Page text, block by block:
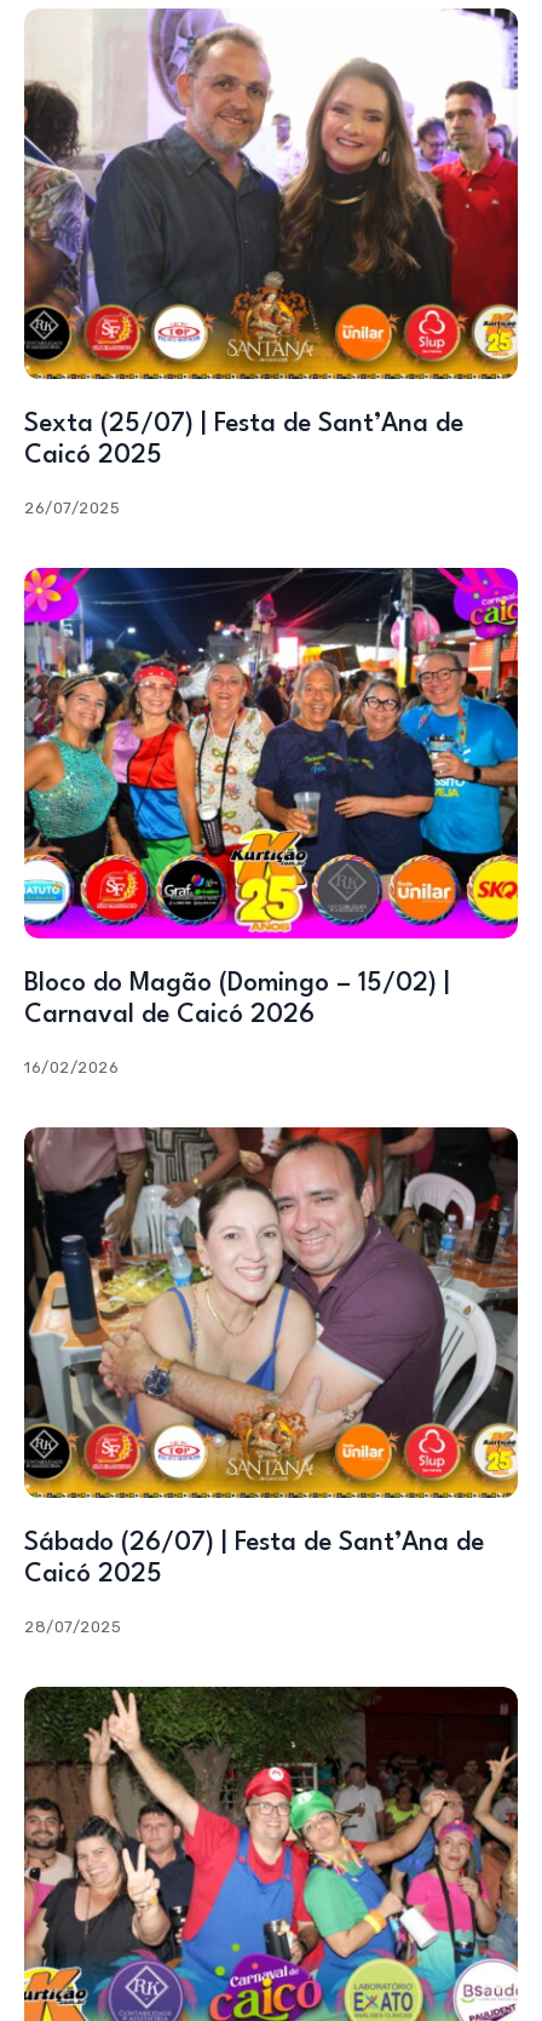
Sexta (25/07) | Festa de Sant’Ana de
Caicó 2025
26/07/2025
Bloco do Magão (Domingo – 15/02) |
Carnaval de Caicó 2026
16/02/2026
Sábado (26/07) | Festa de Sant’Ana de
Caicó 2025
28/07/2025